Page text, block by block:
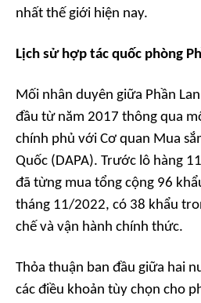
nhất thế giới hiện nay.
Lịch sử hợp tác quốc phòng
Mối nhân duyên giữa Phần
đầu từ năm 2017 thông qua
chính phủ với Cơ quan Mua
Quốc (DAPA). Trước lô hàng
đã từng mua tổng cộng 96
tháng 11/2022, có 38 khẩu
chế và vận hành chính thức.
Thỏa thuận ban đầu giữa hai
các điều khoản tùy chọn cho